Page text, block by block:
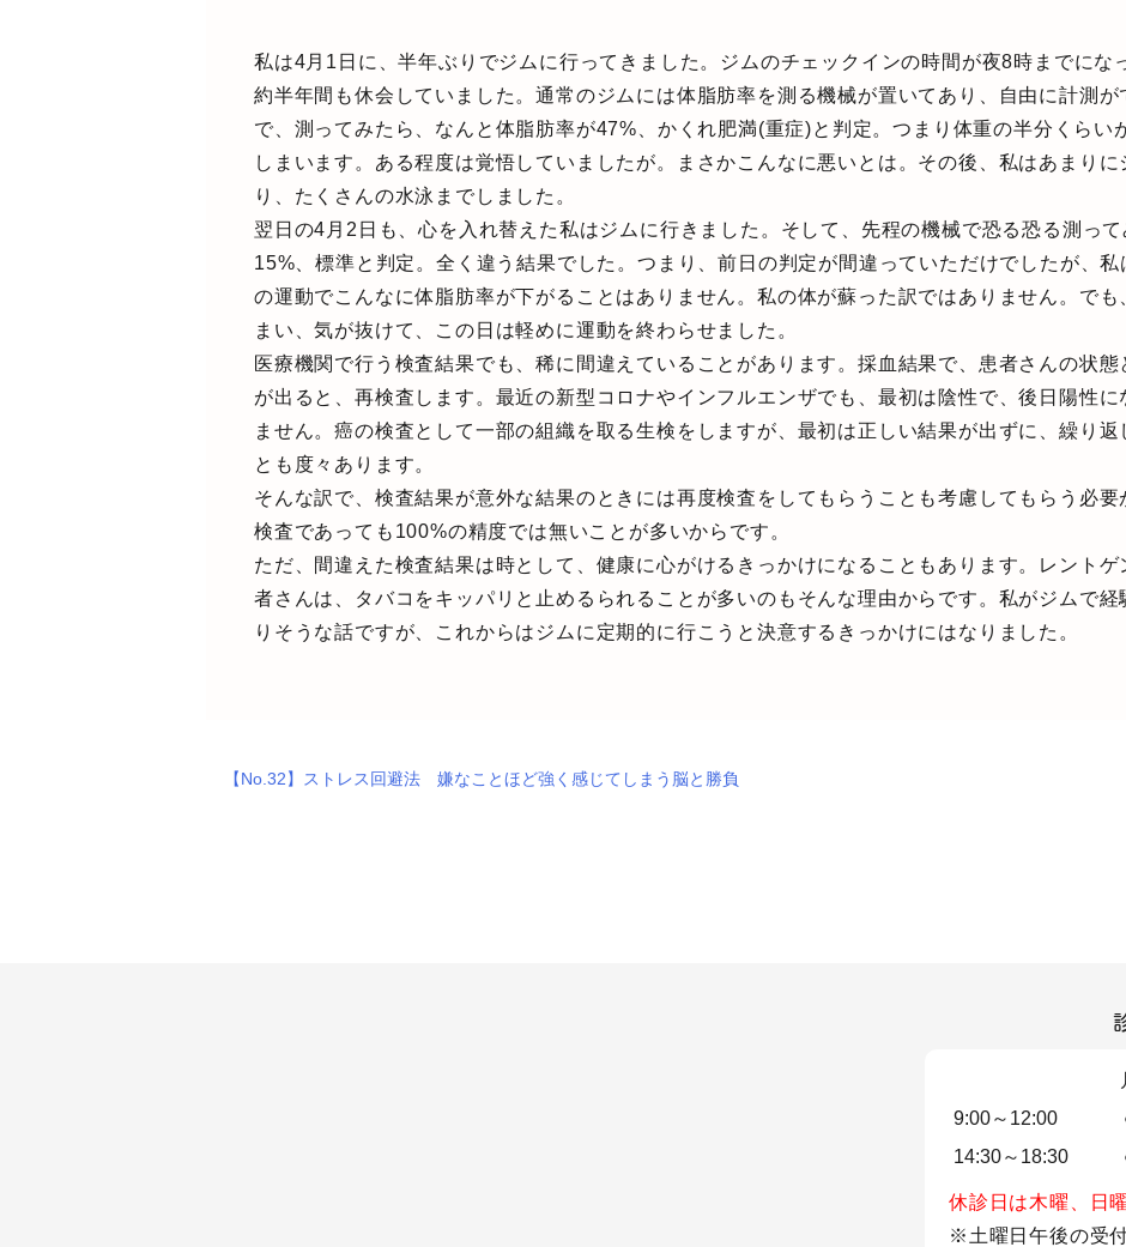
私は4月1日に、半年ぶりでジムに行ってきました。ジムのチェックインの時間が夜8時までにな
約半年間も休会していました。通常のジムには体脂肪率を測る機械が置いてあり、自由に計測
で、測ってみたら、なんと体脂肪率が47%、かくれ肥満(重症)と判定。つまり体重の半分くらい
しまいます。ある程度は覚悟していましたが。まさかこんなに悪いとは。その後、私はあまり
り、たくさんの水泳までしました。
翌日の4月2日も、心を入れ替えた私はジムに行きました。そして、先程の機械で恐る恐る測っ
15%、標準と判定。全く違う結果でした。つまり、前日の判定が間違っていただけでしたが、私
の運動でこんなに体脂肪率が下がることはありません。私の体が蘇った訳ではありません。でも
まい、気が抜けて、この日は軽めに運動を終わらせました。
医療機関で行う検査結果でも、稀に間違えていることがあります。採血結果で、患者さんの状
が出ると、再検査します。最近の新型コロナやインフルエンザでも、最初は陰性で、後日陽性に
ません。癌の検査として一部の組織を取る生検をしますが、最初は正しい結果が出ずに、繰り返
とも度々あります。
そんな訳で、検査結果が意外な結果のときには再度検査をしてもらうことも考慮してもらう必
検査であっても100%の精度では無いことが多いからです。
ただ、間違えた検査結果は時として、健康に心がけるきっかけになることもあります。レントゲ
者さんは、タバコをキッパリと止めるられることが多いのもそんな理由からです。私がジムで経
りそうな話ですが、これからはジムに定期的に行こうと決意するきっかけにはなりました。
【No.32】ストレス回避法 嫌なことほど強く感じてしまう脳と勝負
9:00～12:00
14:30～18:30
休診日は木曜、日
※土曜日午後の受